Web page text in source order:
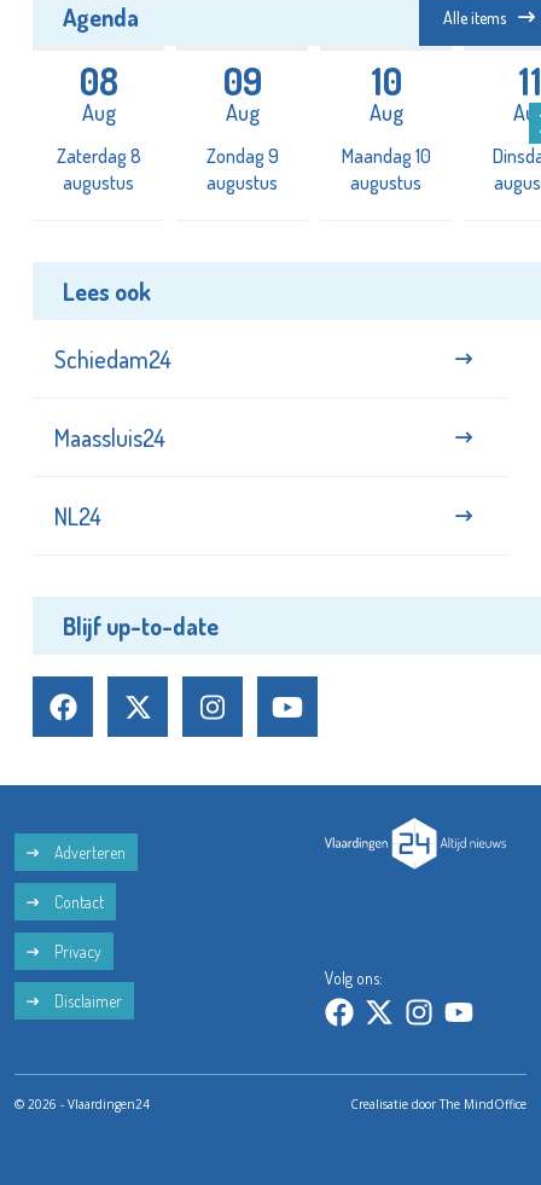
Agenda Alle items
08
Aug
Zaterdag 8
augustus
09
Aug
Zondag 9
augustus
10
Aug
Maandag 10
augustus
11
Lees ook
Schiedam24
Maassluis24
NL24
Blijf up-to-date
Adverteren
Contact
Privacy
Disclaimer
Volg ons:
© 2026 - Vlaardingen24 Crealisatie doorThe MindOffice